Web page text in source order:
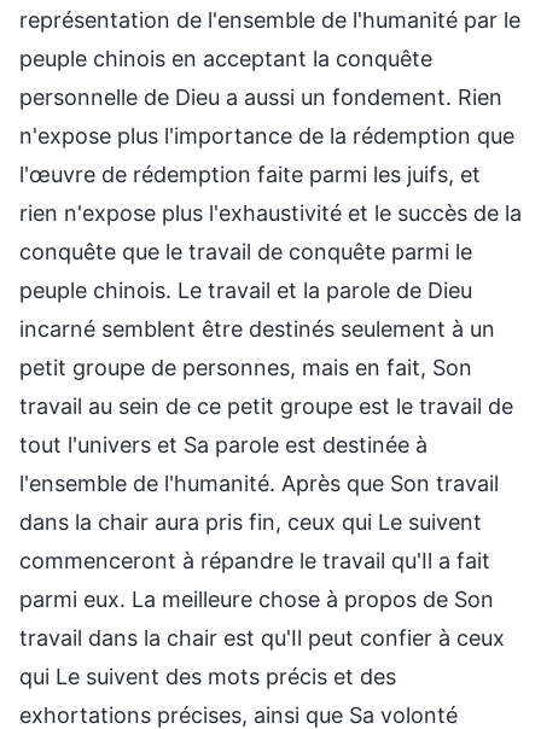
représentation de l'ensemble de l'humanité par le
peuple chinois en acceptant la conquête
personnelle de Dieu a aussi un fondement. Rien
n'expose plus l'importance de la rédemption que
l'œuvre de rédemption faite parmi les juifs, et
rien n'expose plus l'exhaustivité et le succès de la
conquête que le travail de conquête parmi le
peuple chinois. Le travail et la parole de Dieu
incarné semblent être destinés seulement à un
petit groupe de personnes, mais en fait, Son
travail au sein de ce petit groupe est le travail de
tout l'univers et Sa parole est destinée à
l'ensemble de l'humanité. Après que Son travail
dans la chair aura pris fin, ceux qui Le suivent
commenceront à répandre le travail qu'Il a fait
parmi eux. La meilleure chose à propos de Son
travail dans la chair est qu'Il peut confier à ceux
qui Le suivent des mots précis et des
exhortations précises, ainsi que Sa volonté